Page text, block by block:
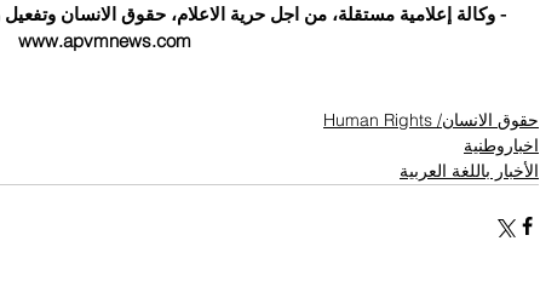
- وكالة إعلامية مستقلة، من اجل حرية الاعلام، حقوق الانسان
www.apvmnews.com
حقوق الانسان/ Human Rights
اخباروطنية
الأخبار باللغة العربية